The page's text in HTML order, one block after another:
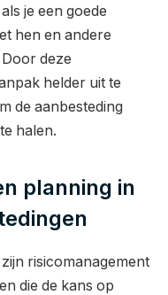
je een goede
hen en andere
deze
helder uit te
de aanbesteding
halen.
planning in
risicomanagement
die de kans op